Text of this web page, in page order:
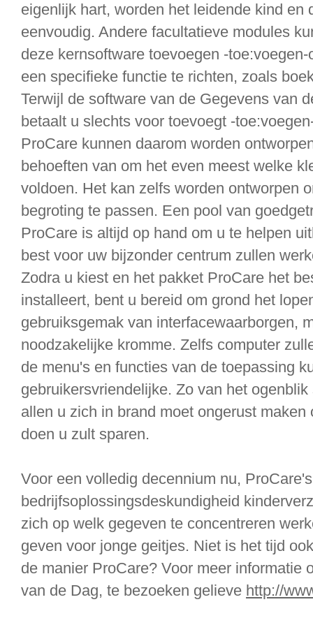
eigenlijk hart, worden het leidende kind en
eenvoudig. Andere facultatieve modules
deze kernsoftware toevoegen -
een specifieke functie te richten, zoals
Terwijl de software van de Gegevens van
betaalt u slechts voor toevoegt -
ProCare kunnen daarom worden
behoeften van om het even meest welke
voldoen. Het kan zelfs worden ontworpen
begroting te passen. Een pool van
ProCare is altijd op hand om u te helpen
best voor uw bijzonder centrum zullen
Zodra u kiest en het pakket ProCare het
installeert, bent u bereid om grond het
gebruiksgemak van interfacewaarborgen,
noodzakelijke kromme. Zelfs computer
de menu's en functies van de toepassing
gebruikersvriendelijke. Zo van het
allen u zich in brand moet ongerust
doen u zult sparen.
Voor een volledig decennium nu,
bedrijfsoplossingsdeskundigheid
zich op welk gegeven te concentreren
geven voor jonge geitjes. Niet is het tijd
de manier ProCare? Voor meer informatie
van de Dag, te bezoeken gelieve http://